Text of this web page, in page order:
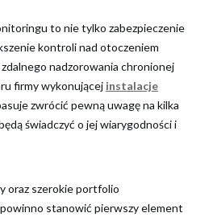
to nie tylko zabezpieczenie
kontroli nad otoczeniem
nadzorowania chronionej
firmy wykonującej instalacje
zwrócić pewną uwagę na kilka
świadczyć o jej wiarygodności i
oraz szerokie portfolio
stanowić pierwszy element